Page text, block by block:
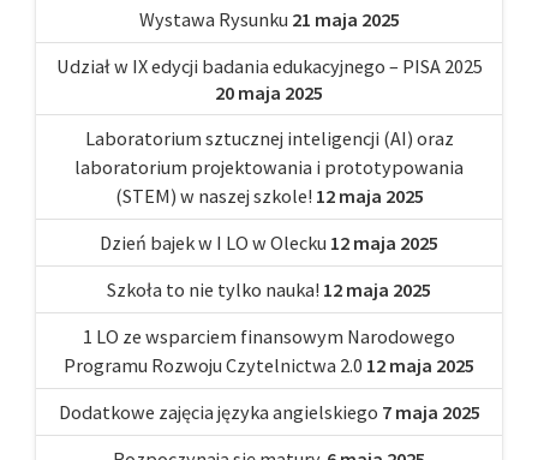
Wystawa Rysunku 21 maja 2025
Udział w IX edycji badania edukacyjnego – PISA 2025
20 maja 2025
Laboratorium sztucznej inteligencji (AI) oraz
laboratorium projektowania i prototypowania
(STEM) w naszej szkole! 12 maja 2025
Dzień bajek w I LO w Olecku 12 maja 2025
Szkoła to nie tylko nauka! 12 maja 2025
1 LO ze wsparciem finansowym Narodowego
Programu Rozwoju Czytelnictwa 2.0 12 maja 2025
Dodatkowe zajęcia języka angielskiego 7 maja 2025